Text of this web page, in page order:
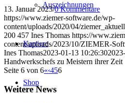
Auszeichnungen
Karriere
Shop
13. Januar 2023/0 Kommentare
https://www.ziemer-software.de/wp-
content/uploads/2020/04/
200 457 Ines Thomas https://
content/uploads/2023/10/ZIEMER-
Ines Thomas2023-01-13 10:26:30
Handwerkschefs zu Meistern ihrer Zeit
Seite 6 von 6«‹456
Weitere News